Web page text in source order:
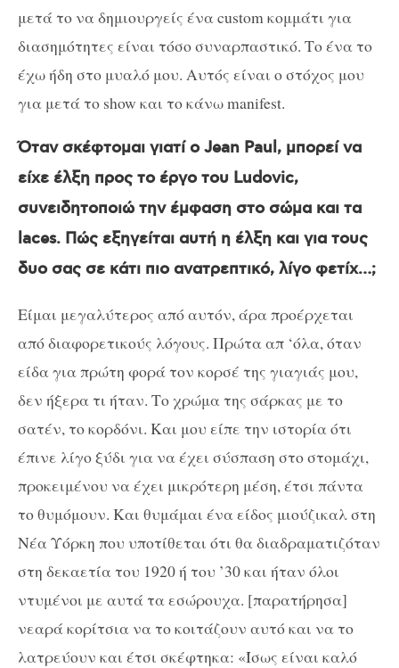
μετά το να δημιουργείς ένα custom κομμάτι για
διασημότητες είναι τόσο συναρπαστικό. Το ένα το
έχω ήδη στο μυαλό μου. Αυτός είναι ο στόχος μου
για μετά το show και το κάνω manifest.
Όταν σκέφτομαι γιατί o Jean Paul, μπορεί να
είχε έλξη προς το έργο του Ludovic,
συνειδητοποιώ την έμφαση στο σώμα και τα
laces. Πώς εξηγείται αυτή η έλξη και για τους
δυο σας σε κάτι πιο ανατρεπτικό, λίγο φετίχ…;
Είμαι μεγαλύτερος από αυτόν, άρα προέρχεται
από διαφορετικούς λόγους. Πρώτα απ ‘όλα, όταν
είδα για πρώτη φορά τον κορσέ της γιαγιάς μου,
δεν ήξερα τι ήταν. Το χρώμα της σάρκας με το
σατέν, το κορδόνι. Και μου είπε την ιστορία ότι
έπινε λίγο ξύδι για να έχει σύσπαση στο στομάχι,
προκειμένου να έχει μικρότερη μέση, έτσι πάντα
το θυμόμουν. Και θυμάμαι ένα είδος μιούζικαλ στη
Νέα Υόρκη που υποτίθεται ότι θα διαδραματιζόταν
στη δεκαετία του 1920 ή του ’30 και ήταν όλοι
ντυμένοι με αυτά τα εσώρουχα. [παρατήρησα]
νεαρά κορίτσια να το κοιτάζουν αυτό και να το
λατρεύουν και έτσι σκέφτηκα: «Ίσως είναι καλό